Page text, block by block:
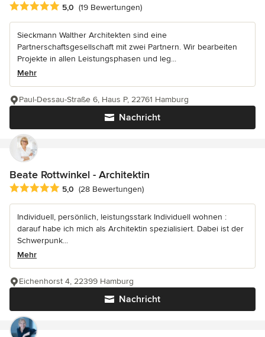
Durchschnittliche Bewertung: 5 von 5 Sternen
5,0 (19 Bewertungen)
Sieckmann Walther Architekten sind eine
Partnerschaftsgesellschaft mit zwei Partnern. Wir bearbeiten
Projekte in allen Leistungsphasen und leg...
Mehr
Nachricht
Paul-Dessau-Straße 6, Haus P, 22761 Hamburg
Beate Rottwinkel - Architektin
Durchschnittliche Bewertung: 5 von 5 Sternen
5,0 (28 Bewertungen)
Individuell, persönlich, leistungsstark Individuell wohnen :
darauf habe ich mich als Architektin spezialisiert. Dabei ist der
Schwerpunk...
Mehr
Nachricht
Eichenhorst 4, 22399 Hamburg